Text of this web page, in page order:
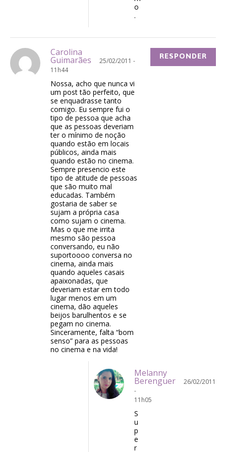
o
.
Carolina
Guimarães
25/02/2011 -
11h44
Nossa, acho que nunca vi
um post tão perfeito, que
se enquadrasse tanto
comigo. Eu sempre fui o
tipo de pessoa que acha
que as pessoas deveriam
ter o mínimo de noção
quando estão em locais
públicos, ainda mais
quando estão no cinema.
Sempre presencio este
tipo de atitude de pessoas
que são muito mal
educadas. Também
gostaria de saber se
sujam a própria casa
como sujam o cinema.
Mas o que me irrita
mesmo são pessoa
conversando, eu não
suportoooo conversa no
cinema, ainda mais
quando aqueles casais
apaixonadas, que
deveriam estar em todo
lugar menos em um
cinema, dão aqueles
beijos barulhentos e se
pegam no cinema.
Sinceramente, falta “bom
senso” para as pessoas
no cinema e na vida!
RESPONDER
Melanny
Berenguer
26/02/2011
-
11h05
S
u
p
e
r